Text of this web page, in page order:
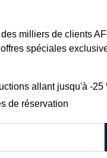
milliers de clients
spéciales
allant jusqu'à -25
de réservation